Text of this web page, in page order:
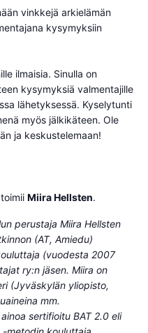
vinkkejä arkielämän
kysymyksiin
ilmaisia. Sinulla on
kysymyksiä valmentajille
lähetyksessä. Kyselytunti
myös jälkikäteen. Ole
ja keskustelemaan!
Miira Hellsten.
perustaja Miira Hellsten
(AT, Amiedu)
(vuodesta 2007
ry:n jäsen. Miira on
(Jyväskylän yliopisto,
mm.
sertifioitu BAT 2.0 eli